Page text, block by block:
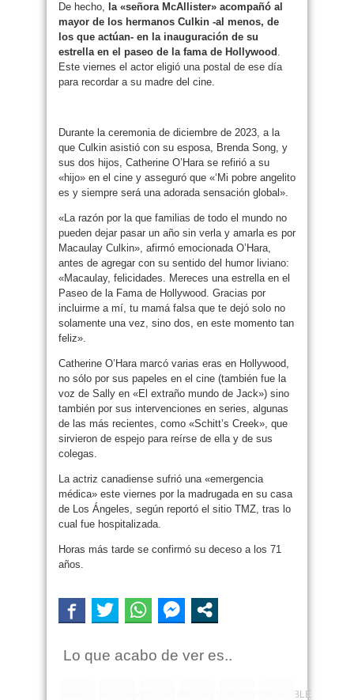
De hecho, la «señora McAllister» acompañó al
mayor de los hermanos Culkin -al menos, de
los que actúan- en la inauguración de su
estrella en el paseo de la fama de Hollywood .
Este viernes el actor eligió una postal de ese día
para recordar a su madre del cine.
Durante la ceremonia de diciembre de 2023, a la
que Culkin asistió con su esposa, Brenda Song, y
sus dos hijos, Catherine O’Hara se refirió a su
«hijo» en el cine y asseguró que «‘Mi pobre angelito
es y siempre será una adorada sensación global».
«La razón por la que familias de todo el mundo no
pueden dejar pasar un año sin verla y amarla es por
Macaulay Culkin», afirmó emocionada O’Hara,
antes de agregar con su sentido del humor liviano:
«Macaulay, felicidades. Mereces una estrella en el
Paseo de la Fama de Hollywood. Gracias por
incluirme a mí, tu mamá falsa que te dejó solo no
solamente una vez, sino dos, en este momento tan
feliz».
Catherine O’Hara marcó varias eras en Hollywood,
no sólo por sus papeles en el cine (también fue la
voz de Sally en «El extraño mundo de Jack») sino
también por sus intervenciones en series, algunas
de las más recientes, como «Schitt’s Creek», que
sirvieron de espejo para reírse de ella y de sus
colegas.
La actriz canadiense sufrió una «emergencia
médica» este viernes por la madrugada en su casa
de Los Ángeles, según reportó el sitio TMZ, tras lo
cual fue hospitalizada.
Horas más tarde se confirmó su deceso a los 71
años.
Lo que acabo de ver es..
INCREIBLE